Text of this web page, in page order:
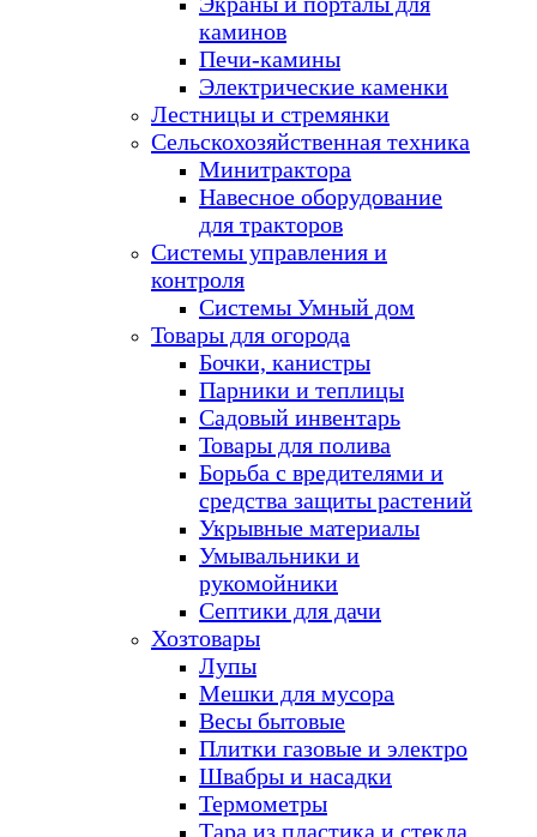
каминов
Печи-камины
Электрические каменки
Лестницы и стремянки
Сельскохозяйственная техника
Минитрактора
Навесное оборудование
для тракторов
Системы управления и
контроля
Системы Умный дом
Товары для огорода
Бочки, канистры
Парники и теплицы
Садовый инвентарь
Товары для полива
Борьба с вредителями и
средства защиты растений
Укрывные материалы
Умывальники и
рукомойники
Септики для дачи
Хозтовары
Лупы
Мешки для мусора
Весы бытовые
Плитки газовые и электро
Швабры и насадки
Термометры
Тара из пластика и стекла